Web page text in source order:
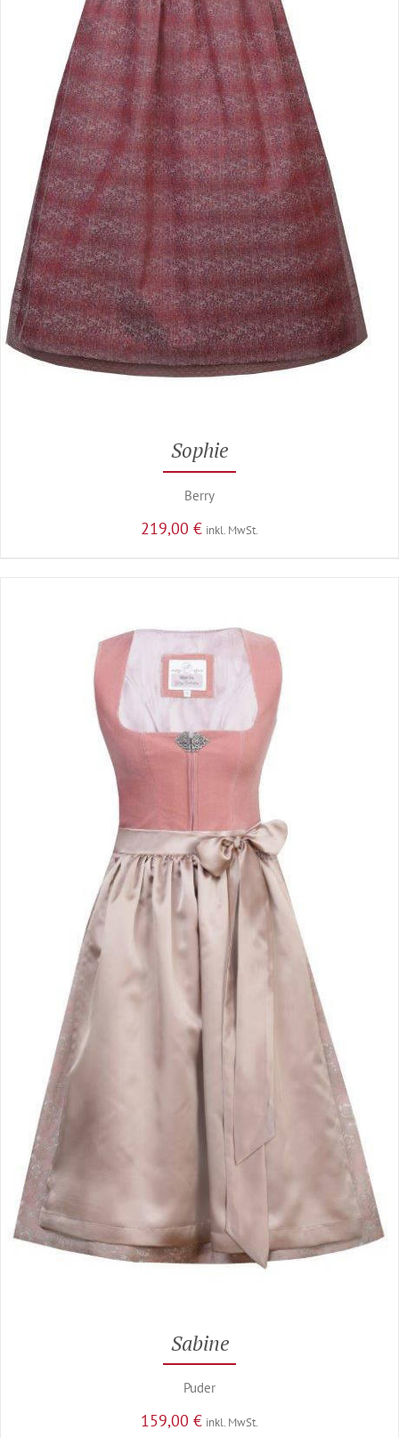
Sophie
Berry
219,00 € inkl. MwSt.
Sabine
Puder
159,00 € inkl. MwSt.